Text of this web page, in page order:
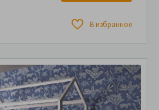
В избранное